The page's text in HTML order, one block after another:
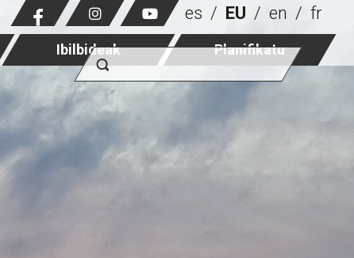
es EU en fr
Ibilbideak Planifikatu